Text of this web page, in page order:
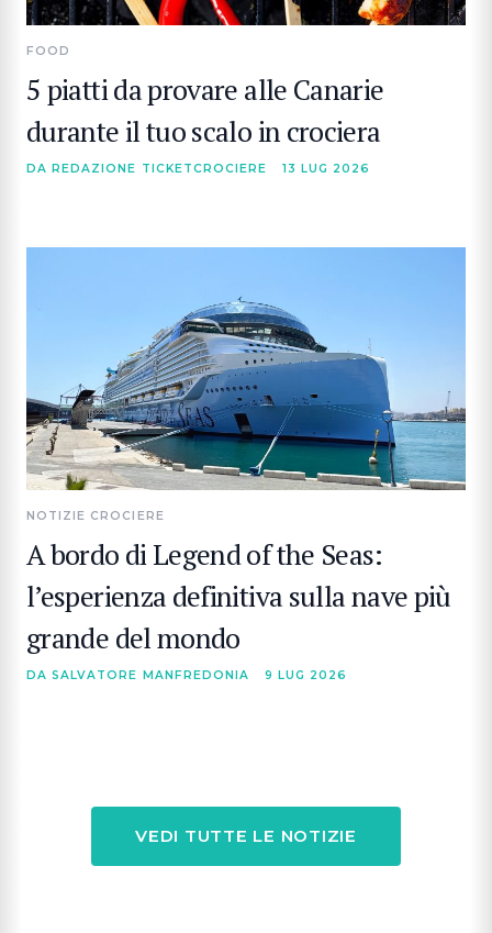
FOOD
5 piatti da provare alle Canarie
durante il tuo scalo in crociera
DA REDAZIONE TICKETCROCIERE 13 LUG 2026
NOTIZIE CROCIERE
A bordo di Legend of the Seas:
l’esperienza definitiva sulla nave più
grande del mondo
DA SALVATORE MANFREDONIA 9 LUG 2026
VEDI TUTTE LE NOTIZIE